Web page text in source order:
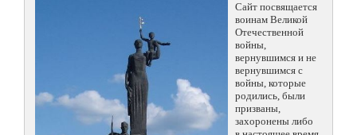
Сайт посвящается
воинам Великой
Отечественной
войны,
вернувшимся и не
вернувшимся с
войны, которые
родились, были
призваны,
захоронены либо